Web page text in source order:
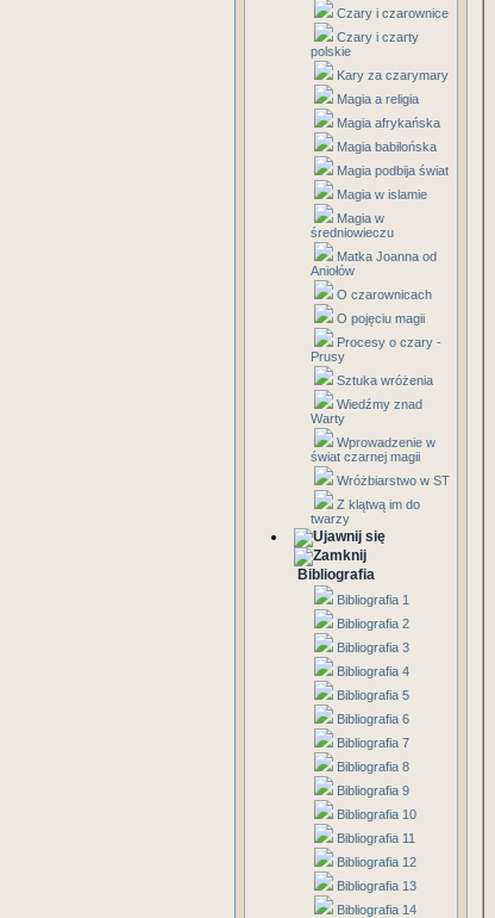
Czary i czarownice
Czary i czarty
polskie
Kary za czarymary
Magia a religia
Magia afrykańska
Magia babilońska
Magia podbija świat
Magia w islamie
Magia w
średniowieczu
Matka Joanna od
Aniołów
O czarownicach
O pojęciu magii
Procesy o czary -
Prusy
Sztuka wróżenia
Wiedźmy znad
Warty
Wprowadzenie w
świat czarnej magii
Wróżbiarstwo w ST
Z klątwą im do
twarzy
Bibliografia
Bibliografia 1
Bibliografia 2
Bibliografia 3
Bibliografia 4
Bibliografia 5
Bibliografia 6
Bibliografia 7
Bibliografia 8
Bibliografia 9
Bibliografia 10
Bibliografia 11
Bibliografia 12
Bibliografia 13
Bibliografia 14